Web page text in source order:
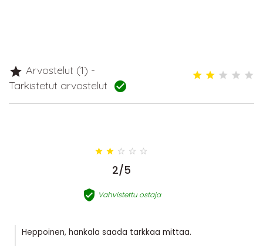
 Arvostelut (1) -
Tarkistetut arvostelut 
    
2/5
 Vahvistettu ostaja
Heppoinen, hankala saada tarkkaa mittaa.